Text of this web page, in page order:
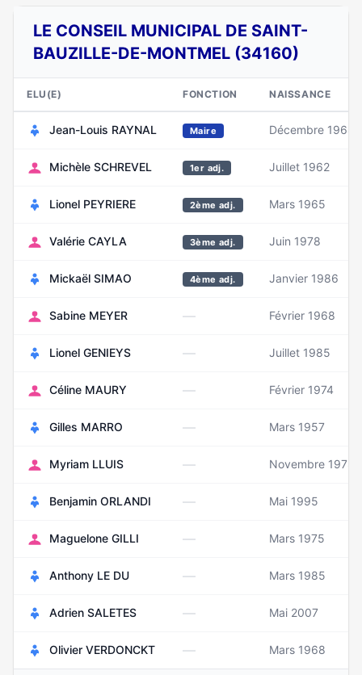
LE CONSEIL MUNICIPAL DE SAINT-
BAUZILLE-DE-MONTMEL (34160)
ELU(E) FONCTION NAISSANCE
Jean-Louis RAYNAL Maire Décembre 1964
Michèle SCHREVEL 1er adj. Juillet 1962
Lionel PEYRIERE 2ème adj. Mars 1965
Valérie CAYLA 3ème adj. Juin 1978
Mickaël SIMAO 4ème adj. Janvier 1986
Sabine MEYER — Février 1968
Lionel GENIEYS — Juillet 1985
Céline MAURY — Février 1974
Gilles MARRO — Mars 1957
Myriam LLUIS — Novembre 1978
Benjamin ORLANDI — Mai 1995
Maguelone GILLI — Mars 1975
Anthony LE DU — Mars 1985
Adrien SALETES — Mai 2007
Olivier VERDONCKT — Mars 1968